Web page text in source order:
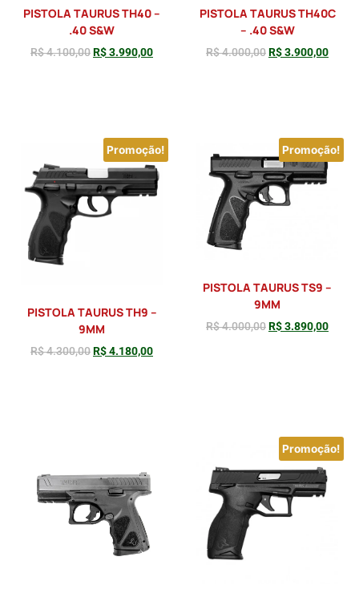
PISTOLA TAURUS TH40 –
.40 S&W
R$4.100,00R$3.990,00
PISTOLA TAURUS TH40C
– .40 S&W
R$4.000,00R$3.900,00
Promoção!
PISTOLA TAURUS TH9 –
9MM
R$4.300,00R$4.180,00
Promoção!
PISTOLA TAURUS TS9 –
9MM
R$4.000,00R$3.890,00
Promoção!